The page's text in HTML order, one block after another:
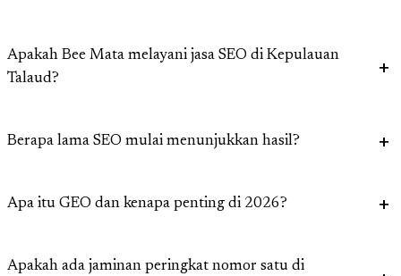
Apakah Bee Mata melayani jasa SEO di Kepulauan
Talaud?
Berapa lama SEO mulai menunjukkan hasil?
Apa itu GEO dan kenapa penting di 2026?
Apakah ada jaminan peringkat nomor satu di